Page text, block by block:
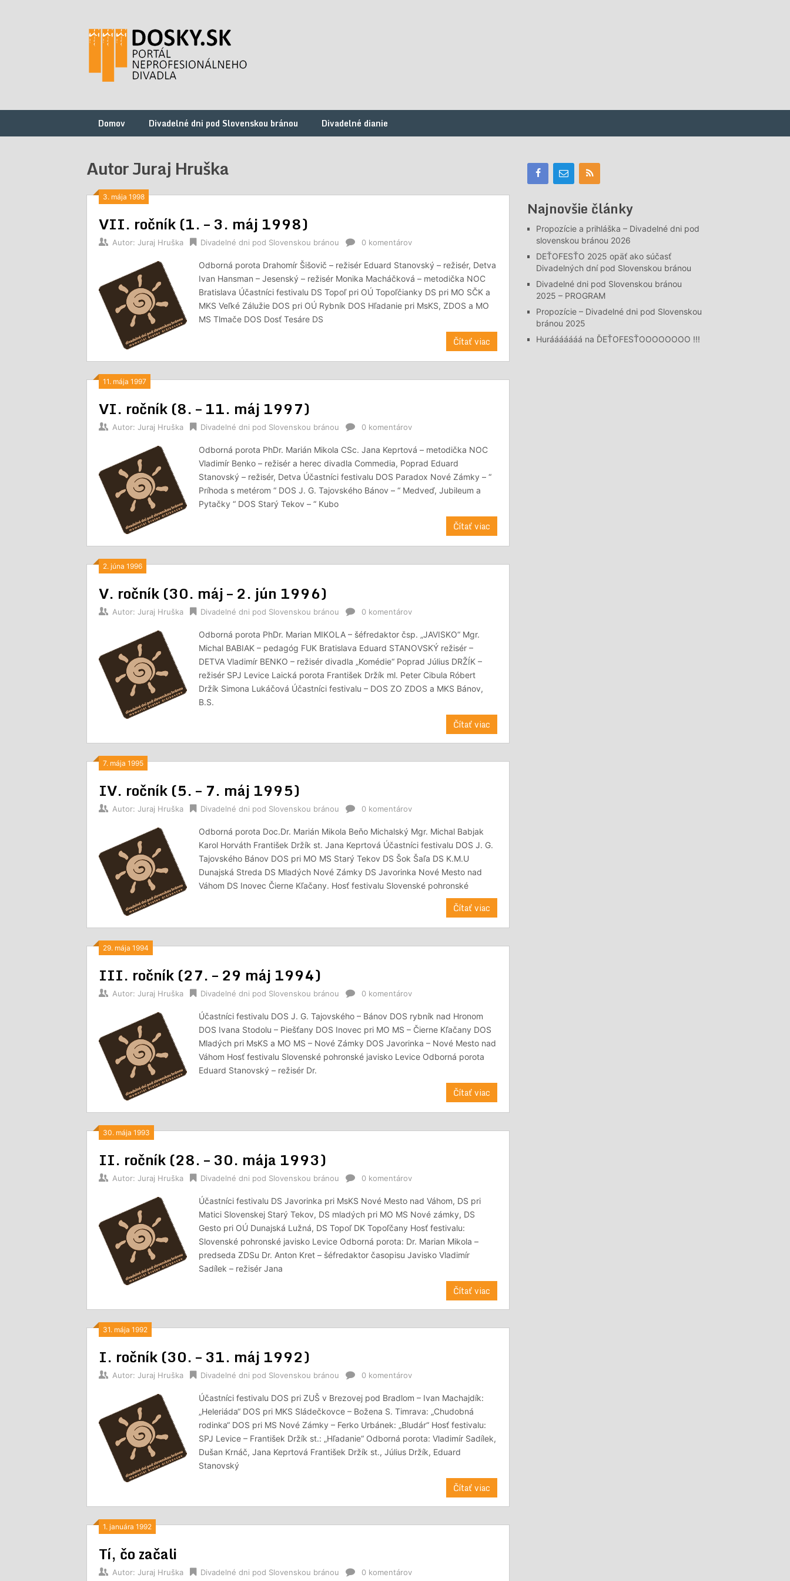
Domov Divadelné dni pod Slovenskou bránou Divadelné dianie
AutorJuraj Hruška
3. mája 1998
VII. ročník (1. – 3. máj 1998)
Autor: Juraj Hruška Divadelné dni pod Slovenskou bránou 0 komentárov
Odborná porota Drahomír Šišovič – režisér Eduard Stanovský – režisér, Detva
Ivan Hansman – Jesenský – režisér Monika Macháčková – metodička NOC
Bratislava Účastníci festivalu DS Topoľ pri OÚ Topoľčianky DS pri MO SČK a
MKS Veľké Zálužie DOS pri OÚ Rybník DOS Hľadanie pri MsKS, ZDOS a MO
MS Tlmače DOS Dosť Tesáre DS
Čítať viac
11. mája 1997
VI. ročník (8. – 11. máj 1997)
Autor: Juraj Hruška Divadelné dni pod Slovenskou bránou 0 komentárov
Odborná porota PhDr. Marián Mikola CSc. Jana Keprtová – metodička NOC
Vladimír Benko – režisér a herec divadla Commedia, Poprad Eduard
Stanovský – režisér, Detva Účastníci festivalu DOS Paradox Nové Zámky – “
Príhoda s metérom “ DOS J. G. Tajovského Bánov – “ Medveď, Jubileum a
Pytačky “ DOS Starý Tekov – “ Kubo
Čítať viac
2. júna 1996
V. ročník (30. máj – 2. jún 1996)
Autor: Juraj Hruška Divadelné dni pod Slovenskou bránou 0 komentárov
Odborná porota PhDr. Marian MIKOLA – šéfredaktor čsp. „JAVISKO“ Mgr.
Michal BABIAK – pedagóg FUK Bratislava Eduard STANOVSKÝ režisér –
DETVA Vladimír BENKO – režisér divadla „Komédie“ Poprad Július DRŽÍK –
režisér SPJ Levice Laická porota František Držík ml. Peter Cibula Róbert
Držík Simona Lukáčová Účastníci festivalu – DOS ZO ZDOS a MKS Bánov,
B.S.
Čítať viac
7. mája 1995
IV. ročník (5. – 7. máj 1995)
Autor: Juraj Hruška Divadelné dni pod Slovenskou bránou 0 komentárov
Odborná porota Doc.Dr. Marián Mikola Beňo Michalský Mgr. Michal Babjak
Karol Horváth František Držík st. Jana Keprtová Účastníci festivalu DOS J. G.
Tajovského Bánov DOS pri MO MS Starý Tekov DS Šok Šaľa DS K.M.U
Dunajská Streda DS Mladých Nové Zámky DS Javorinka Nové Mesto nad
Váhom DS Inovec Čierne Kľačany. Hosť festivalu Slovenské pohronské
Čítať viac
29. mája 1994
III. ročník (27. – 29 máj 1994)
Autor: Juraj Hruška Divadelné dni pod Slovenskou bránou 0 komentárov
Účastníci festivalu DOS J. G. Tajovského – Bánov DOS rybník nad Hronom
DOS Ivana Stodolu – Piešťany DOS Inovec pri MO MS – Čierne Kľačany DOS
Mladých pri MsKS a MO MS – Nové Zámky DOS Javorinka – Nové Mesto nad
Váhom Hosť festivalu Slovenské pohronské javisko Levice Odborná porota
Eduard Stanovský – režisér Dr.
Čítať viac
30. mája 1993
II. ročník (28. – 30. mája 1993)
Autor: Juraj Hruška Divadelné dni pod Slovenskou bránou 0 komentárov
Účastníci festivalu DS Javorinka pri MsKS Nové Mesto nad Váhom, DS pri
Matici Slovenskej Starý Tekov, DS mladých pri MO MS Nové zámky, DS
Gesto pri OÚ Dunajská Lužná, DS Topoľ DK Topoľčany Hosť festivalu:
Slovenské pohronské javisko Levice Odborná porota: Dr. Marian Mikola –
predseda ZDSu Dr. Anton Kret – šéfredaktor časopisu Javisko Vladimír
Sadílek – režisér Jana
Čítať viac
31. mája 1992
I. ročník (30. – 31. máj 1992)
Autor: Juraj Hruška Divadelné dni pod Slovenskou bránou 0 komentárov
Účastníci festivalu DOS pri ZUŠ v Brezovej pod Bradlom – Ivan Machajdík:
„Heleriáda“ DOS pri MKS Sládečkovce – Božena S. Timrava: „Chudobná
rodinka“ DOS pri MS Nové Zámky – Ferko Urbánek: „Bludár“ Hosť festivalu:
SPJ Levice – František Držík st.: „Hľadanie“ Odborná porota: Vladimír Sadílek,
Dušan Krnáč, Jana Keprtová František Držík st., Július Držík, Eduard
Stanovský
Čítať viac
1. januára 1992
Tí, čo začali
Autor: Juraj Hruška Divadelné dni pod Slovenskou bránou 0 komentárov
Najnovšie články
Propozície a prihláška – Divadelné dni pod
slovenskou bránou 2026
DEŤOFESŤO 2025 opäť ako súčasť
Divadelných dní pod Slovenskou bránou
Divadelné dni pod Slovenskou bránou
2025 – PROGRAM
Propozície – Divadelné dni pod Slovenskou
bránou 2025
Hurááááááá na ĎEŤOFESŤOOOOOOOO !!!